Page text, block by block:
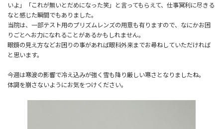
いよ」「これが無いとだめになった笑」と言ってもらえて、仕事冥利に尽きる
なと感じた瞬間でもありました。
当院は、一部テスト用のプリズムレンズの用意も有りますので、なにかお困
りごとへお力になれることがあるかもしれません。
眼鏡の見え方などお困りの事があれば眼科外来までお尋ねしていただければ
と思います。
今週は寒波の影響で冷え込みが強く雪も降り厳しい寒さとなりましたね。
体調を崩さないようにお気をつけください。